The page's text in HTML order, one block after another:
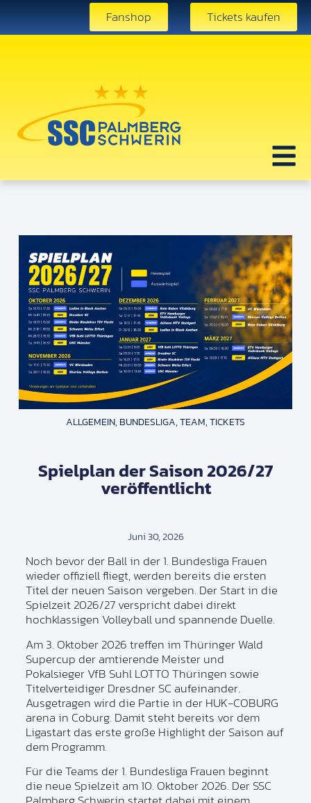
Fanshop Tickets kaufen
ALLGEMEIN, BUNDESLIGA,TEAM,TICKETS
Spielplan der Saison 2026/27
veröffentlicht
Juni 30, 2026
Noch bevor der Ball in der 1. Bundesliga Frauen
wieder offiziell fliegt, werden bereits die ersten
Titel der neuen Saison vergeben. Der Start in die
Spielzeit 2026/27 verspricht dabei direkt
hochklassigen Volleyball und spannende Duelle.
Am 3. Oktober 2026 treffen im Thüringer Wald
Supercup der amtierende Meister und
Pokalsieger VfB Suhl LOTTO Thüringen sowie
Titelverteidiger Dresdner SC aufeinander.
Ausgetragen wird die Partie in der HUK-COBURG
arena in Coburg. Damit steht bereits vor dem
Ligastart das erste große Highlight der Saison auf
dem Programm.
Für die Teams der 1. Bundesliga Frauen beginnt
die neue Spielzeit am 10. Oktober 2026. Der SSC